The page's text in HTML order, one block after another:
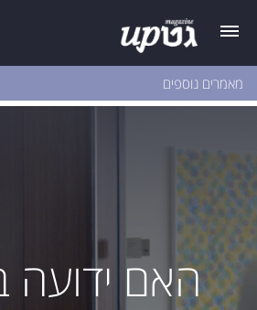
מאמרים נוספים
האם ידועה